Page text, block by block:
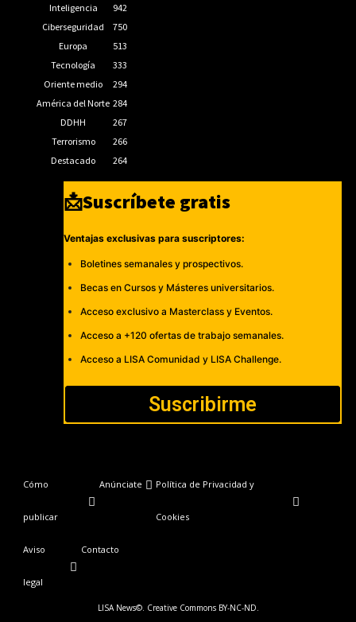
Inteligencia
942
Ciberseguridad
750
Europa
513
Tecnología
333
Oriente medio
294
América del Norte 284
DDHH
267
Terrorismo
266
Destacado
264
📩Suscríbete gratis
Ventajas exclusivas para suscriptores:
Boletines semanales y prospectivos.
Becas en Cursos y Másteres universitarios.
Acceso exclusivo a Masterclass y Eventos.
Acceso a +120 ofertas de trabajo semanales.
Acceso a LISA Comunidad y LISA Challenge.
Suscribirme
Cómo
publicar
Anúnciate Política de Privacidad y
Cookies
Aviso
legal
Contacto
LISA News©. Creative Commons BY-NC-ND.